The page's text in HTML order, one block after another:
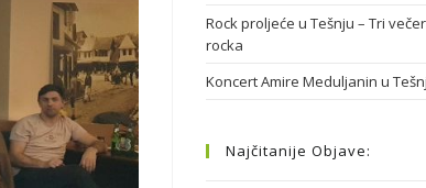
Rock proljeće u Tešnju – Tri
rocka
Koncert Amire Meduljanin u
Najčitanije Objave: